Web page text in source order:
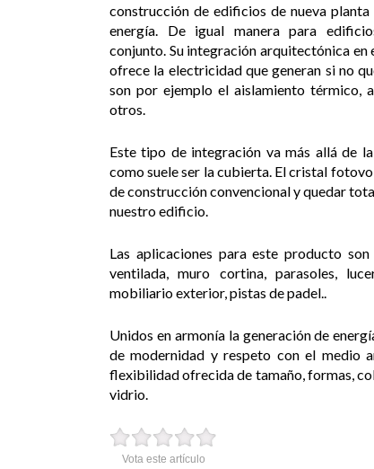
construcción de edificios de nueva
energía. De igual manera para
conjunto. Su integración arquitectónica
ofrece la electricidad que generan si no
son por ejemplo el aislamiento térmico,
otros.
Este tipo de integración va más allá de
como suele ser la cubierta. El cristal
de construcción convencional y quedar
nuestro edificio.
Las aplicaciones para este producto
ventilada, muro cortina, parasoles,
mobiliario exterior, pistas de padel..
Unidos en armonía la generación de
de modernidad y respeto con el medio
flexibilidad ofrecida de tamaño, formas,
vidrio.
Vota este artículo